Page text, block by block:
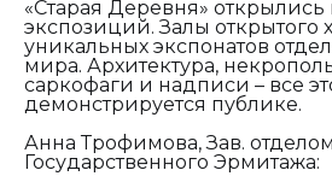
«Старая Деревня» открылись
экспозиций. Залы открытого
уникальных экспонатов
мира. Архитектура,
саркофаги и надписи – все
демонстрируется публике.
Анна Трофимова, Зав.
Государственного Эрмитажа: